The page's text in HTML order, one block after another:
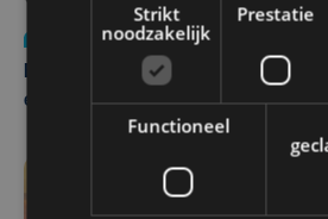
Nieuws
za 1 augustus | 22:36
Belgisch Solar Team met West-
eerst in VS
Strikt
noodzakelijk
Prestatie
Functioneel